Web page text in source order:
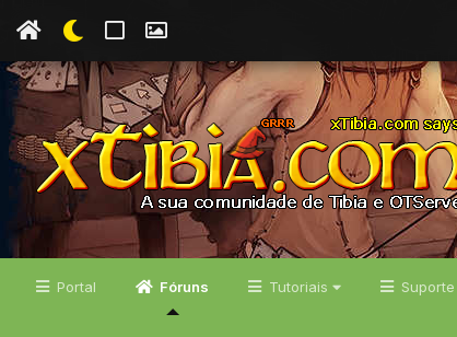
Portal Fóruns Tutoriais Suporte